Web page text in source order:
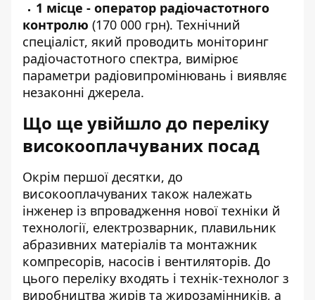
1 місце - оператор радіочастотного
контролю (170 000 грн). Технічний
спеціаліст, який проводить моніторинг
радіочастотного спектра, вимірює
параметри радіовипромінювань і виявляє
незаконні джерела.
Що ще увійшло до переліку
високооплачуваних посад
Окрім першої десятки, до
високооплачуваних також належать
інженер із впровадження нової техніки й
технології, електрозварник, плавильник
абразивних матеріалів та монтажник
компресорів, насосів і вентиляторів. До
цього переліку входять і технік-технолог з
виробництва жирів та жирозамінників, а